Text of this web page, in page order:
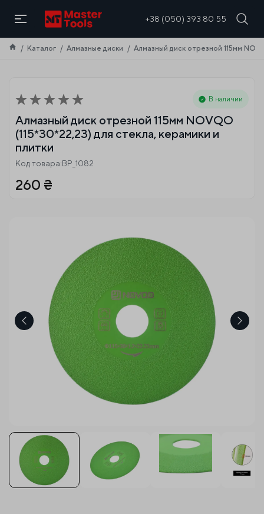
+38 (050) 393 80 55
RU
Каталог Алмазные диски Алмазный диск отрезной 115мм
В наличии
Алмазный диск отрезной 115мм NOVQO
(115*30*22,23) для стекла, керамики и
плитки
Код товара:BP_1082
260 ₴